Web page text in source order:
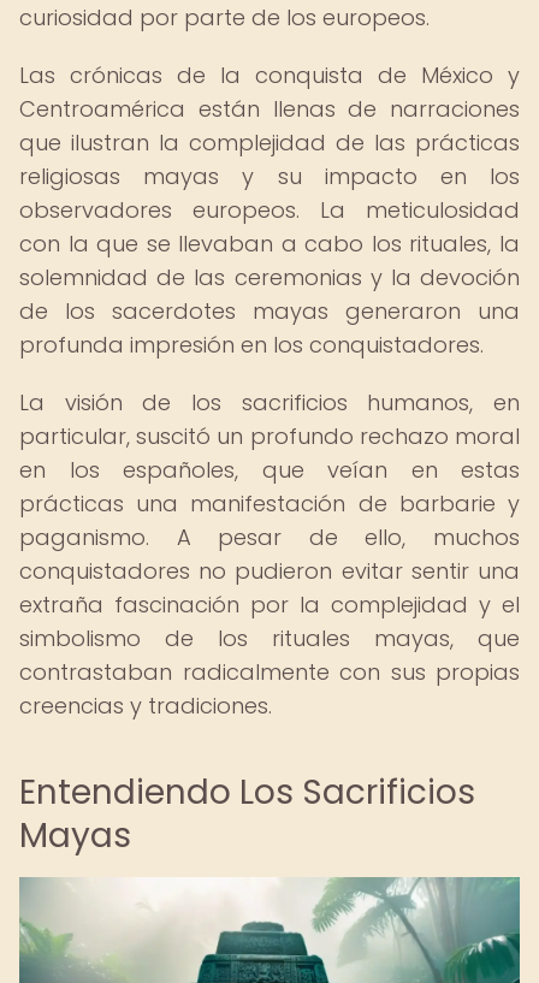
curiosidad por parte de los europeos.
Las crónicas de la conquista de México y
Centroamérica están llenas de narraciones
que ilustran la complejidad de las prácticas
religiosas mayas y su impacto en los
observadores europeos. La meticulosidad
con la que se llevaban a cabo los rituales, la
solemnidad de las ceremonias y la devoción
de los sacerdotes mayas generaron una
profunda impresión en los conquistadores.
La visión de los sacrificios humanos, en
particular, suscitó un profundo rechazo moral
en los españoles, que veían en estas
prácticas una manifestación de barbarie y
paganismo. A pesar de ello, muchos
conquistadores no pudieron evitar sentir una
extraña fascinación por la complejidad y el
simbolismo de los rituales mayas, que
contrastaban radicalmente con sus propias
creencias y tradiciones.
Entendiendo Los Sacrificios
Mayas